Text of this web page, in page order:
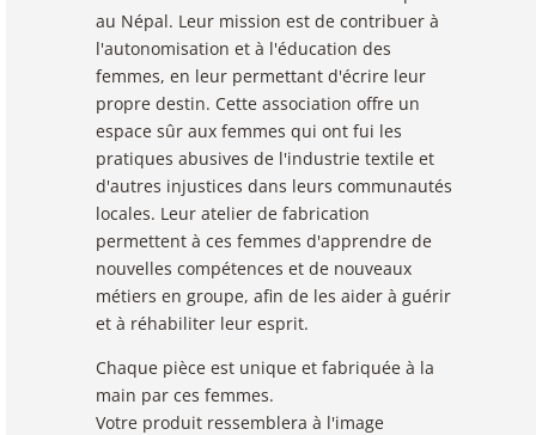
au Népal. Leur mission est de contribuer à
l'autonomisation et à l'éducation des
femmes, en leur permettant d'écrire leur
propre destin. Cette association offre un
espace sûr aux femmes qui ont fui les
pratiques abusives de l'industrie textile et
d'autres injustices dans leurs communautés
locales. Leur atelier de fabrication
permettent à ces femmes d'apprendre de
nouvelles compétences et de nouveaux
métiers en groupe, afin de les aider à guérir
et à réhabiliter leur esprit.
Chaque pièce est unique et fabriquée à la
main par ces femmes.
Votre produit ressemblera à l'image